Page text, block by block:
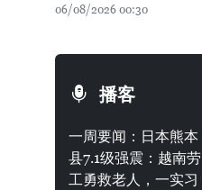
06/08/2026 00:30
播客
一周要闻：日本熊本
县7.1级强震：越南劳
工勇救老人，一实习